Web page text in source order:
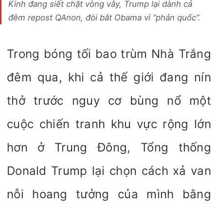
Kinh đang siết chặt vòng vây, Trump lại dành cả
đêm repost QAnon, đòi bắt Obama vì “phản quốc”.
Trong bóng tối bao trùm Nhà Trắng
đêm qua, khi cả thế giới đang nín
thở trước nguy cơ bùng nổ một
cuộc chiến tranh khu vực rộng lớn
hơn ở Trung Đông, Tổng thống
Donald Trump lại chọn cách xả van
nỗi hoang tưởng của mình bằng